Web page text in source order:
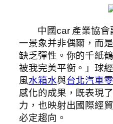
中國car 產業協
一景象并非偶爾，而
缺乏彈性。你的千紙
被我完美平衡。」球
風水箱水與台北汽車
感化的成果，既表現
力，也映射出國際經
必定趨向。